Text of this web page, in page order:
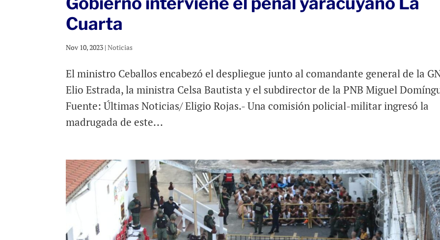
Cuarta
Nov 10, 2023 |Noticias
El ministro Ceballos encabezó el despliegue junto al comandante general de la
Elio Estrada, la ministra Celsa Bautista y el subdirector de la PNB Miguel
Fuente: Últimas Noticias/ Eligio Rojas.- Una comisión policial-militar ingresó la
madrugada de este...